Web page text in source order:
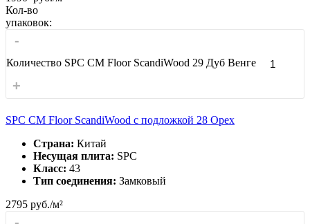
Кол-во
упаковок:
-
Количество SPC CM Floor ScandiWood 29 Дуб Венге
+
SPC CM Floor ScandiWood с подложкой 28 Орех
Страна: Китай
Несущая плита: SPC
Класс: 43
Тип соединения: Замковый
2795 руб./м²